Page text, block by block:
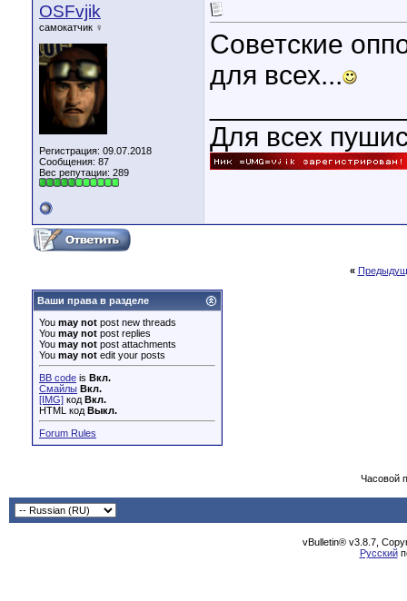
OSFvjik
самокатчик ♀
Регистрация: 09.07.2018
Сообщения: 87
Вес репутации: 289
Советские
для всех...
Для всех
«
Ваши права в разделе
You may not post new threads
You may not post replies
You may not post attachments
You may not edit your posts
BB code is Вкл.
Смайлы Вкл.
[IMG] код Вкл.
HTML код Выкл.
Forum Rules
Часовой
vBulletin® v3.8.7,
Русский